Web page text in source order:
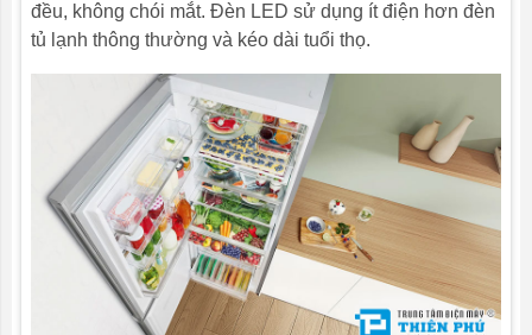
Hệ thống
đa luồng
Đèn LED
Bên trong tủ lạnh
Độ ồn 42 dB
Trọng
lượng
60 kg
đều, không chói mắt. Đèn LED sử dụng ít điện hơn đèn
tủ lạnh thông thường và kéo dài tuổi thọ.